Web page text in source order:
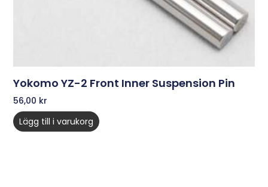
Yokomo YZ-2 Front Inner Suspension Pin
56,00 kr
Lägg till i varukorg